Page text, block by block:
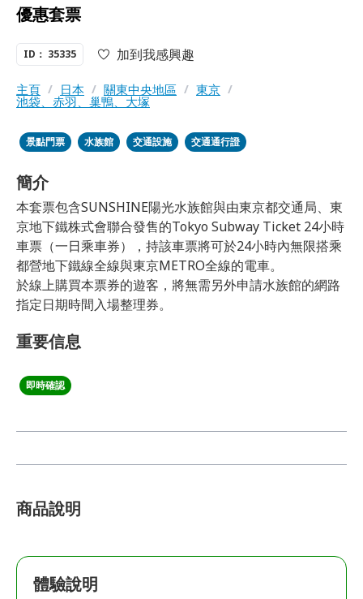
優惠套票
ID： 35335 加到我感興趣
主頁 / 日本 / 關東中央地區 / 東京 /
池袋、赤羽、巢鴨、大塚
景點門票 水族館 交通設施 交通通行證
簡介
本套票包含SUNSHINE陽光水族館與由東京都交通局、東
京地下鐵株式會聯合發售的Tokyo Subway Ticket 24小時
車票（一日乘車券），持該車票將可於24小時內無限搭乘
都營地下鐵線全線與東京METRO全線的電車。
於線上購買本票券的遊客，將無需另外申請水族館的網路
指定日期時間入場整理券。
重要信息
即時確認
商品說明
體驗說明